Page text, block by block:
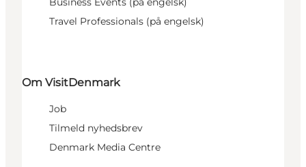
Travel Professionals (på engelsk)
Om VisitDenmark
Job
Tilmeld nyhedsbrev
Denmark Media Centre